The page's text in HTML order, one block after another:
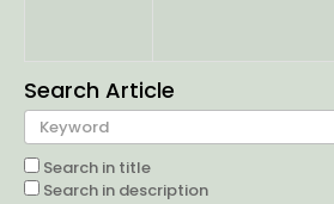
Search Article
Search in title
Search in description